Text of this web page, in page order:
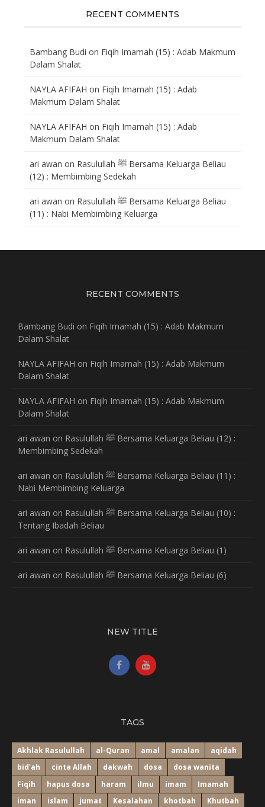
RECENT COMMENTS
Bambang Budi on Fiqih Imamah (15) : Adab Makmum
Dalam Shalat
NAYLA AFIFAH on Fiqih Imamah (15) : Adab
Makmum Dalam Shalat
NAYLA AFIFAH on Fiqih Imamah (15) : Adab
Makmum Dalam Shalat
ari awan on Rasulullah ﷺ Bersama Keluarga Beliau
(12) : Membimbing Sedekah
ari awan on Rasulullah ﷺ Bersama Keluarga Beliau
(11) : Nabi Membimbing Keluarga
RECENT COMMENTS
Bambang Budi on Fiqih Imamah (15) : Adab Makmum
Dalam Shalat
NAYLA AFIFAH on Fiqih Imamah (15) : Adab Makmum
Dalam Shalat
NAYLA AFIFAH on Fiqih Imamah (15) : Adab Makmum
Dalam Shalat
ari awan on Rasulullah ﷺ Bersama Keluarga Beliau (12) :
Membimbing Sedekah
ari awan on Rasulullah ﷺ Bersama Keluarga Beliau (11) :
Nabi Membimbing Keluarga
ari awan on Rasulullah ﷺ Bersama Keluarga Beliau (10) :
Tentang Ibadah Beliau
ari awan on Rasulullah ﷺ Bersama Keluarga Beliau (1)
ari awan on Rasulullah ﷺ Bersama Keluarga Beliau (6)
NEW TITLE
TAGS
Akhlak Rasulullah al-Quran amal amalan
aqidah
bid'ah
cinta Allah dakwah dosa
dosa wanita
Fiqih
hapus dosa haram ilmu imam
Imamah
iman
islam jumat Kesalahan khotbah
Khutbah